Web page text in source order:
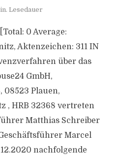
Lesedauer
0 Average:
Aktenzeichen: 311 IN
über das
GmbH,
08523 Plauen,
, HRB 32368 vertreten
Matthias Schreiber
Marcel
nachfolgende